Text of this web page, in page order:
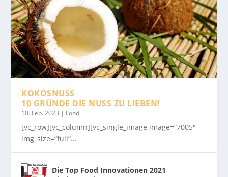
KOKOSNUSS
10 GRÜNDE DIE NUSS ZU LIEBEN!
10. Feb. 2023 | Food
[vc_row][vc_column][vc_single_image image=“7005″
img_size=“full“...
Die Top Food Innovationen 2021